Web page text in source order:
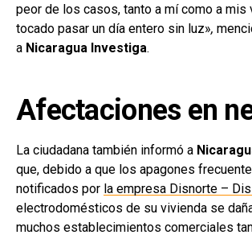
peor de los casos, tanto a mí como a mis
tocado pasar un día entero sin luz»,
a Nicaragua Investiga.
Afectaciones en
La ciudadana también informó a
que, debido a que los apagones
notificados por la empresa Disnorte –
electrodomésticos de su vivienda se
muchos establecimientos comerciales